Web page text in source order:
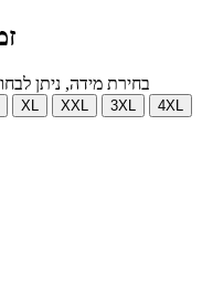
בחירת מידה, ניתן
XL XXL 3XL
4XL